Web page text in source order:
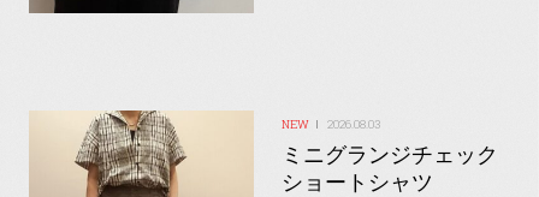
2026.08.03
ミニグランジチェック
ショートシャツ